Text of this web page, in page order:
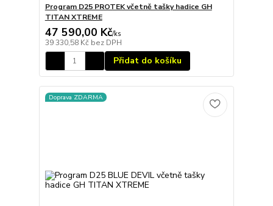
Program D25 PROTEK včetně tašky hadice GH
TITAN XTREME
47 590,00 Kč/ks
39 330,58 Kč bez DPH
Přidat do košíku
Doprava ZDARMA